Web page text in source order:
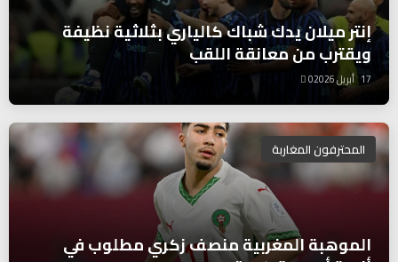
إنتر ميلان يدك شباك كالياري بثلاثية نظيفة
ويقترب من معانقة اللقب
17 أبريل 2026 0
المحترفون المغاربة
الموهبة المغربية منصف زكري مطلوب في